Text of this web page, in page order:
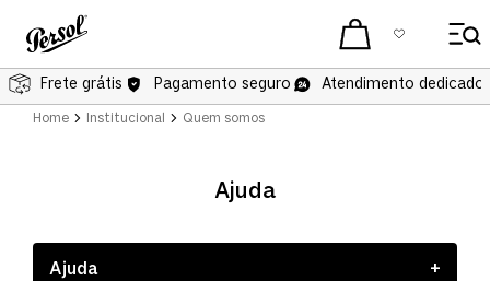
Frete grátis Pagamento seguro Atendimento dedicado
Home Institucional Quem somos
Ajuda
Ajuda +